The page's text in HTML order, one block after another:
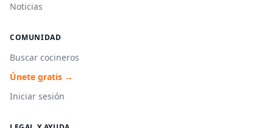
Noticias
COMUNIDAD
Buscar cocineros
Únete gratis →
Iniciar sesión